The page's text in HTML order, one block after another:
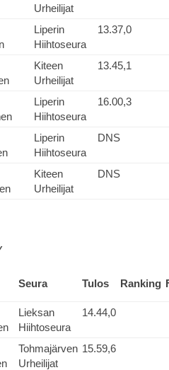
Urheilijat
Liperin
Hiihtoseura
13.37,0
Kiteen
Urheilijat
13.45,1
Liperin
Hiihtoseura
16.00,3
Liperin
Hiihtoseura
DNS
Kiteen
Urheilijat
DNS
Seura Tulos Ranking
Lieksan
Hiihtoseura
14.44,0
Tohmajärven
Urheilijat
15.59,6